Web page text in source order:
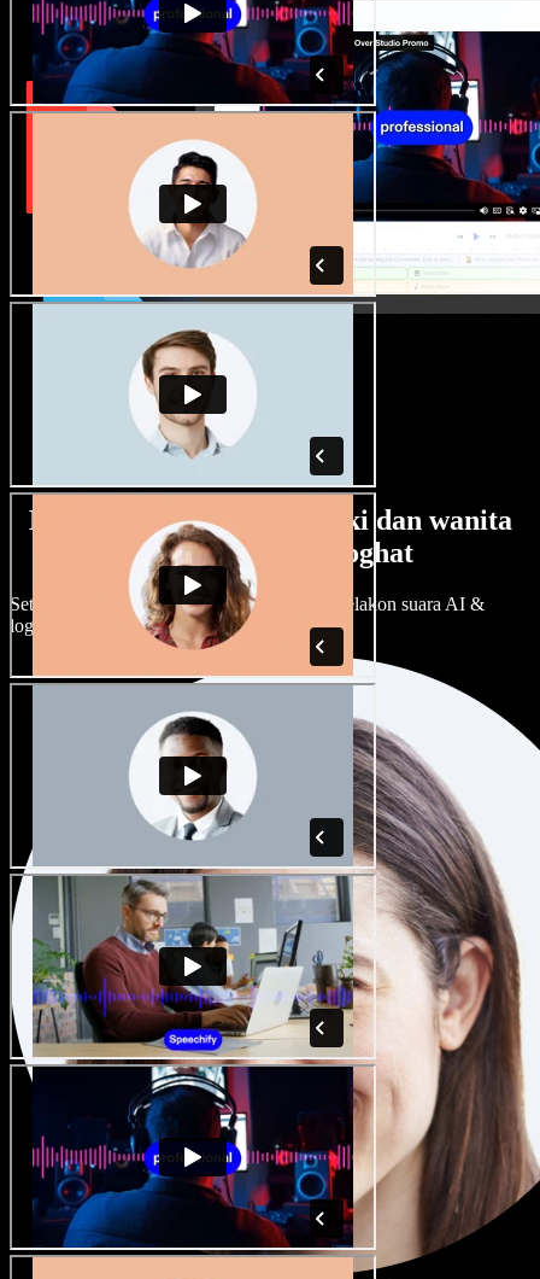
Banyak pilihan suara lelaki dan wanita
dengan pelbagai loghat
Setiap projek boleh jadi unik. Pilih ratusan pelakon suara AI &
loghat, laraskan ikut cita rasa anda.